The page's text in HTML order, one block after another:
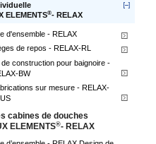
ELEMENTS®- RELAX
d'ensemble - RELAX
de repos - RELAX-RL
de construction pour baignoire -
BW
sur mesure - RELAX-
cabines de douches
ELEMENTS®- RELAX